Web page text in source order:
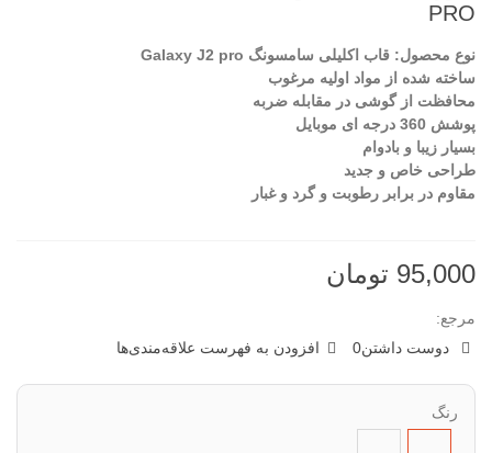
PRO
نوع محصول: قاب اکلیلی سامسونگ Galaxy J2 pro
ساخته شده از مواد اولیه مرغوب
محافظت از گوشی در مقابله ضربه
پوشش 360 درجه ای موبایل
بسیار زیبا و بادوام
طراحی خاص و جدید
مقاوم در برابر رطوبت و گرد و غبار
95,000 تومان
مرجع:
دوست داشتن0 افزودن به فهرست علاقه‌مندی‌ها
رنگ